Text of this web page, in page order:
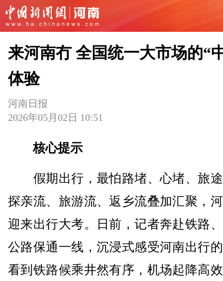
来河南冇 全国统一大市场的“
体验
河南日报
2026年05月02日 10:51
核心提示
假期出行，最怕路堵、心堵、旅
探亲流、旅游流、返乡流叠加汇聚，
迎来出行大考。日前，记者奔赴铁路
公路保通一线，沉浸式感受河南出行
看到铁路候乘井然有序，机场起降高